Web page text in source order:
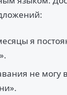
я
не могу